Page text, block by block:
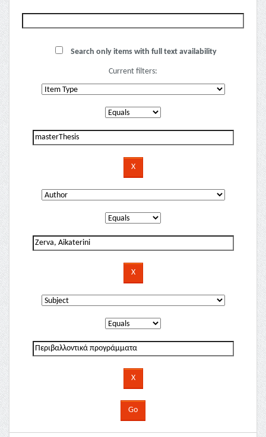
Search only items with full text availability
Current filters: